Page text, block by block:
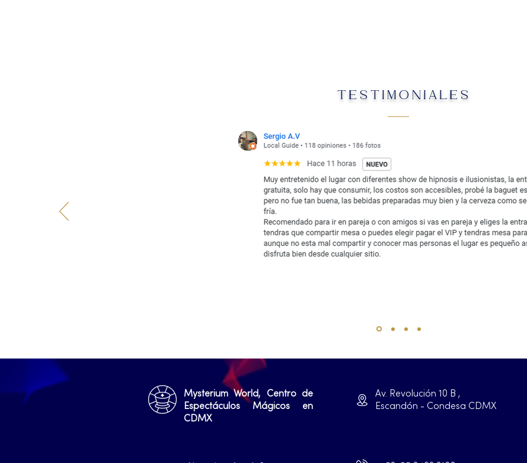
TESTIMONIALES
Mysterium World, Centro de
Espectáculos Mágicos en
CDMX
Av. Revolución 10 B ,
Escandón - Condesa CDMX